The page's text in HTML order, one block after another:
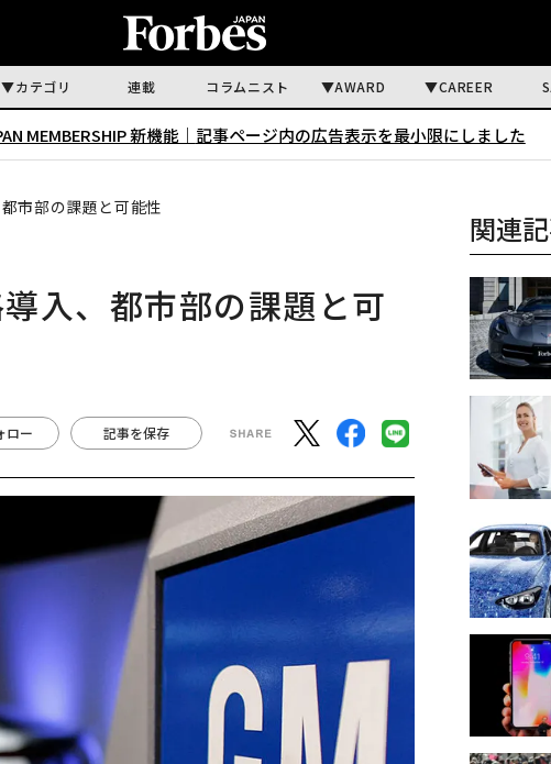
カテゴリ 連載 コラムニスト AWARD CAREER
MEMBERSHIP 新機能｜ 記事ページ内の広告表示を最小限にしました
市部の課題と可能性
入、都市部の課題と可
ロー 記事を保存
関連